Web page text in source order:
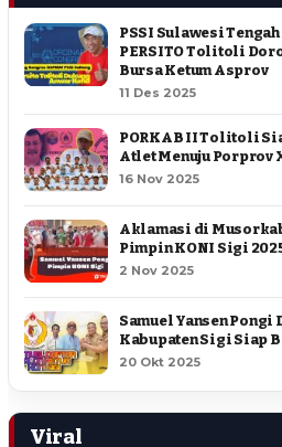
PSSI Sulawesi
PERSITO Tolitoli
Bursa Ketum Asprov
11 Des 2025
PORKAB II Tolitoli
Atlet Menuju Porprov
16 Nov 2025
Aklamasi di
Pimpin KONI Sigi
2 Nov 2025
Samuel Yansen Pongi
Kabupaten Sigi Siap
20 Okt 2025
Viral